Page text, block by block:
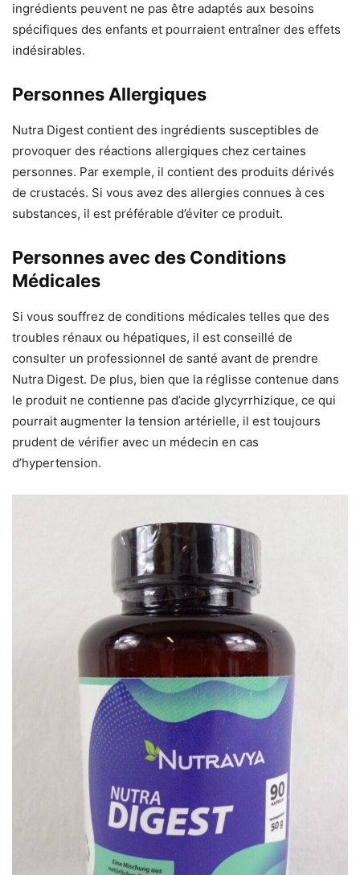
ingrédients peuvent ne pas être adaptés aux besoins
spécifiques des enfants et pourraient entraîner des effets
indésirables.
Personnes Allergiques
Nutra Digest contient des ingrédients susceptibles de
provoquer des réactions allergiques chez certaines
personnes. Par exemple, il contient des produits dérivés
de crustacés. Si vous avez des allergies connues à ces
substances, il est préférable d’éviter ce produit.
Personnes avec des Conditions
Médicales
Si vous souffrez de conditions médicales telles que des
troubles rénaux ou hépatiques, il est conseillé de
consulter un professionnel de santé avant de prendre
Nutra Digest. De plus, bien que la réglisse contenue dans
le produit ne contienne pas d’acide glycyrrhizique, ce qui
pourrait augmenter la tension artérielle, il est toujours
prudent de vérifier avec un médecin en cas
d’hypertension.